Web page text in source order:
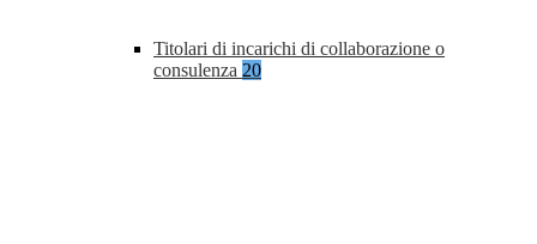
Titolari di incarichi di collaborazione o
consulenza 20